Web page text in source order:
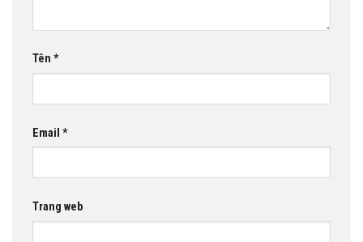
Tên *
Email *
Trang web